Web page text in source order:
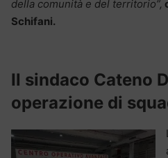
della comunità e del territorio”,
Schifani.
Il sindaco Cateno
operazione di